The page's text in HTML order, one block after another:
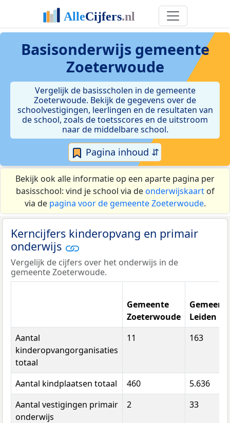
Basisonderwijs gemeente
Zoeterwoude
Vergelijk de basisscholen in de gemeente
Zoeterwoude. Bekijk de gegevens over de
schoolvestigingen, leerlingen en de resultaten van
de school, zoals de toetsscores en de uitstroom
naar de middelbare school.
Pagina inhoud ⇵
Bekijk ook alle informatie op een aparte pagina per
basisschool: vind je school via deonderwijskaartof
via de pagina voor de gemeente Zoeterwoude.
Kerncijfers kinderopvang en primair
onderwijs
Vergelijk de cijfers over het onderwijs in de
gemeente Zoeterwoude.
Gemeente
Zoeterwoude
Leiden
Aantal
kinderopvangorganisaties
totaal
11 163
Aantal kindplaatsen totaal 460
5.636
Aantal vestigingen primair
onderwijs
2 33